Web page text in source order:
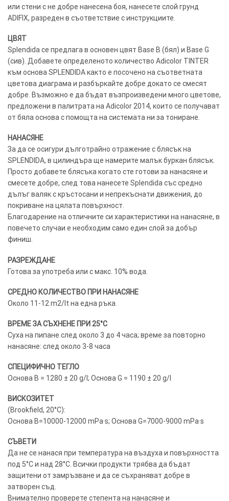
или стени с не добре нанесена боя, нанесете слой грунд
ADIFIX, разреден в съответствие с инструкциите.
ЦВЯТ
Splendida се предлага в основен цвят Base B (бял) и Base G
(сив). Добавете определеното количество Adicolor TINTER
към основа SPLENDIDA както е посочено на съответната
цветова диаграма и разбъркайте добре докато се смесят
добре. Възможно е да бъдат възпроизведени много цветове,
предложени в палитрата на Adicolor 2014, които се получават
от бяла основа с помощта на системата ни за тониране.
НАНАСЯНЕ
За да се осигури дълготрайно отражение с блясък на
SPLENDIDA, в цилиндъра ще намерите малък буркан блясък.
Просто добавете блясъка когато сте готови за нанасяне и
смесете добре, след това нанесете Splendida със средно
дълъг валяк с кръстосани и непрекъснати движения, до
покриване на цялата повърхност.
Благодарение на отличните си характеристики на нанасяне, в
повечето случаи е необходим само един слой за добър
финиш.
РАЗРЕЖДАНЕ
Готова за употреба или с макс. 10% вода.
СРЕДНО КОЛИЧЕСТВО ПРИ НАНАСЯНЕ
Около 11-12 m2/lt на една ръка.
ВРЕМЕ ЗА СЪХНЕНЕ ПРИ 25°C
Суха на пипане след около 3 до 4 часа; време за повторно
нанасяне: след около 3-8 часа
СПЕЦИФИЧНО ТЕГЛО
Основа B = 1280 ± 20 g/l; Основа G = 1190 ± 20 g/l
ВИСКОЗИТЕТ
(Brookfield, 20°C):
Основа B=10000-12000 mPa·s; Основа G=7000-9000 mPa·s
СЪВЕТИ
Да не се нанася при температура на въздуха и повърхността
под 5°C и над 28°C. Всички продукти трябва да бъдат
защитени от замръзване и да се съхраняват добре в
затворен съд.
Внимателно проверете степента на нанасяне и
УСЛУГИ ОПЦИИ
Google